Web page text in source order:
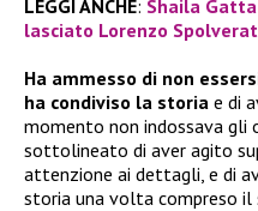
LEGGI ANCHE: Shaila
lasciato Lorenzo
Ha ammesso di non
ha condiviso la storia e di
momento non indossava gli
sottolineato di aver agito
attenzione ai dettagli, e di
storia una volta compreso il